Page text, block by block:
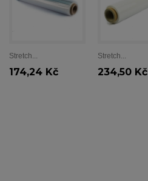
Stretch...
174,24 Kč
Stretch...
234,50 Kč